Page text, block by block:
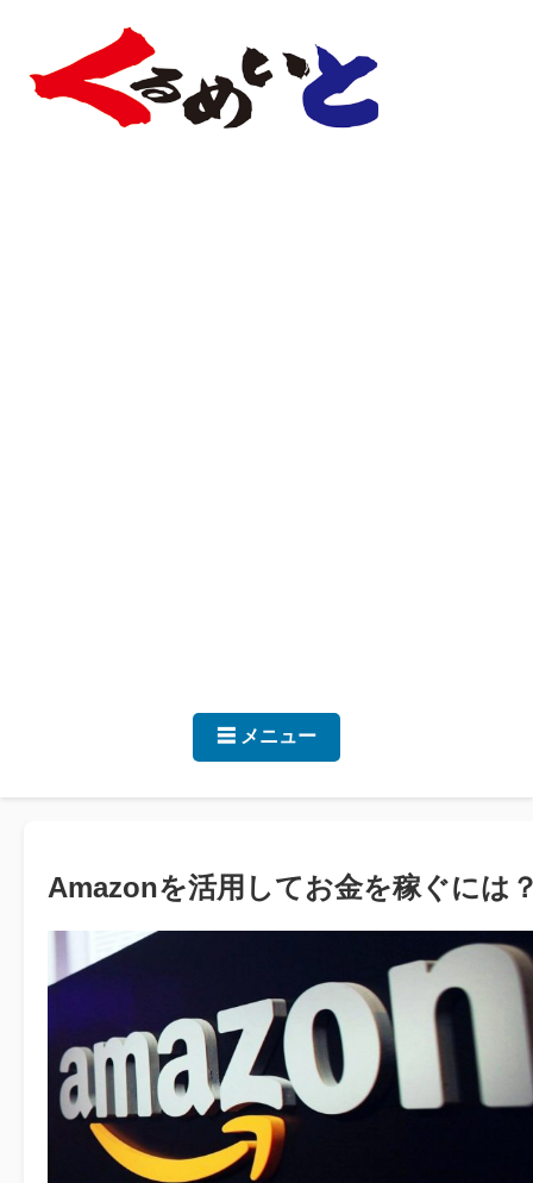
☰ メニュー
Amazonを活用してお金を稼ぐには